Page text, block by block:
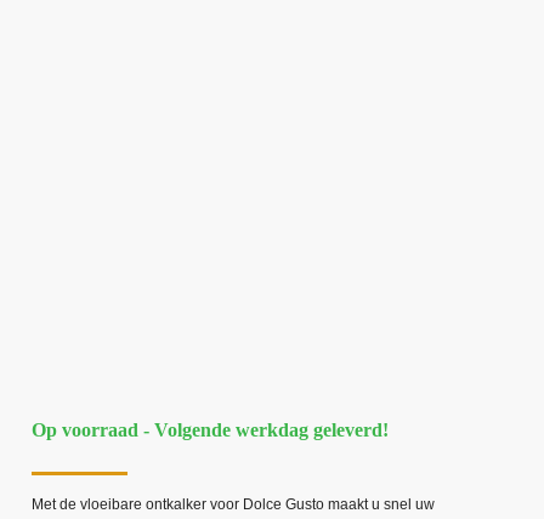
Op voorraad - Volgende werkdag geleverd!
Met de vloeibare ontkalker voor Dolce Gusto maakt u snel uw